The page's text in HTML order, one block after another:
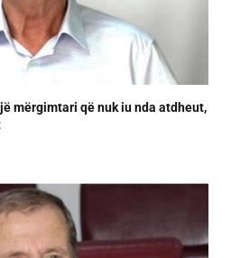
mërgimtari që nuk iu nda atdheut,